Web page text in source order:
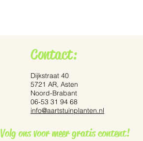
Tails’
Contact:
Dijkstraat 40
5721 AR, Asten
Noord-Brabant
06-53 31 94 68
info@aartstuinplanten.nl
Volg ons voor meer gratis content!